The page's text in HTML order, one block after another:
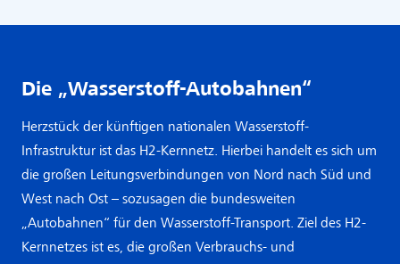
Die „Wasserstoff-Autobahnen“
Herzstück der künftigen nationalen Wasserstoff-
Infrastruktur ist das H2-Kernnetz. Hierbei handelt es sich um
die großen Leitungsverbindungen von Nord nach Süd und
West nach Ost – sozusagen die bundesweiten
„Autobahnen“ für den Wasserstoff-Transport. Ziel des H2-
Kernnetzes ist es, die großen Verbrauchs- und